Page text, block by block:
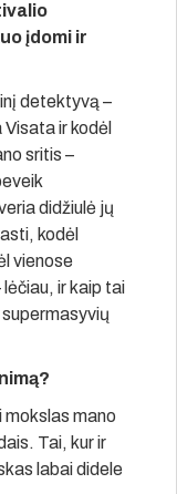
įdomi ir
detektyvą –
ir kodėl
sritis –
didžiulė jų
kodėl
vienose
ir kaip tai
mokslas mano
Tai, kur ir
labai didele